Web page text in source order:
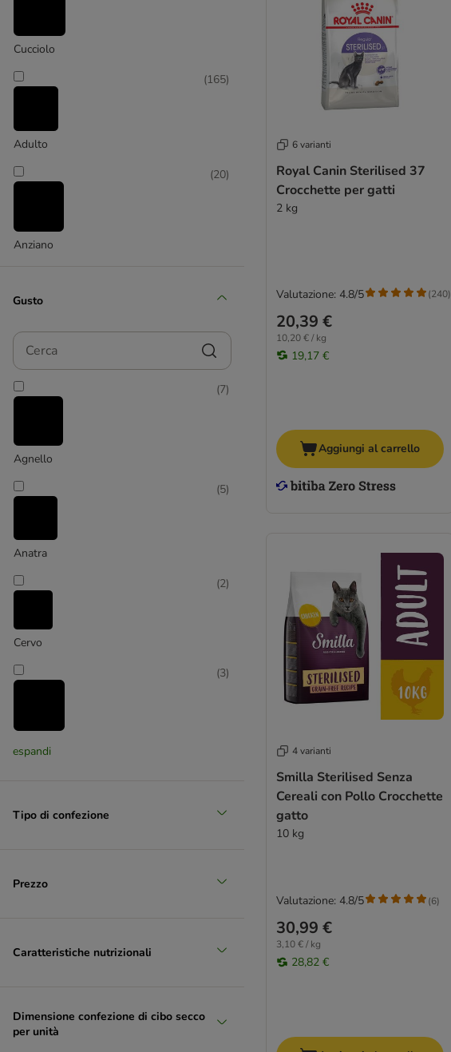
Almo Nature Holistic
(2)
Brit Care
Cucciolo
Adulto
(165)
Anziano
(20)
Gusto
Cerca
Agnello
(7)
Anatra
(5)
Cervo
(2)
Coniglio
(3)
espandi
Tipo di confezione
Prezzo
Caratteristiche nutrizionali
Dimensione confezione di cibo secco
per unità
6 varianti
Royal Canin Sterilised 37
Crocchette per gatti
2 kg
20,39 €
10,20 € / kg
19,17 €
Valutazione: 4.8/5 (240)
Aggiungi al carrello
4 varianti
Smilla Sterilised Senza
Cereali con Pollo Crocchette
gatto
10 kg
30,99 €
3,10 € / kg
28,82 €
Valutazione: 4.8/5 (6)